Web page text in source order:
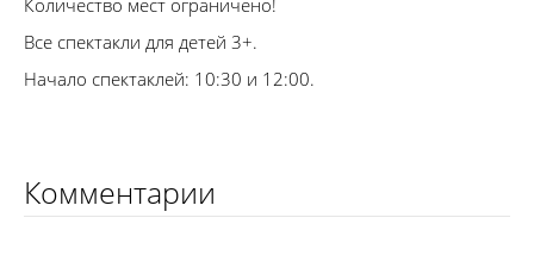
Количество мест ограничено!
Все спектакли для детей 3+.
Начало спектаклей: 10:30 и 12:00.
Комментарии